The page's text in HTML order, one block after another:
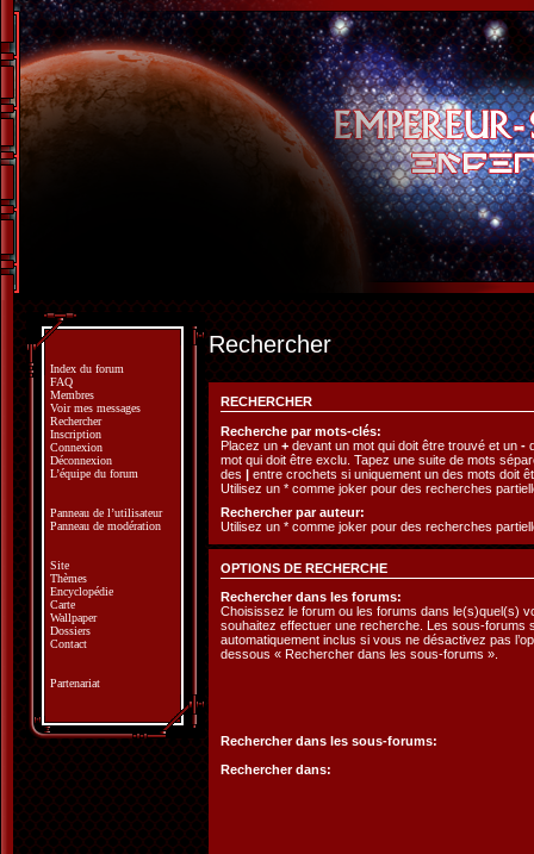
Rechercher
RECHERCHER
Recherche par mots-clés:
Placez un + devant un mot qui doit être trouvé et un -
mot qui doit être exclu. Tapez une suite de mots
des | entre crochets si uniquement un des mots doit
Utilisez un * comme joker pour des recherches
Rechercher par auteur:
Utilisez un * comme joker pour des recherches
OPTIONS DE RECHERCHE
Rechercher dans les forums:
Choisissez le forum ou les forums dans le(s)quel(s)
souhaitez effectuer une recherche. Les sous-forums
automatiquement inclus si vous ne désactivez pas
dessous « Rechercher dans les sous-forums ».
Rechercher dans les sous-forums:
Rechercher dans:
Index du forum
FAQ
Membres
Voir mes messages
Rechercher
Inscription
Connexion
Déconnexion
L’équipe du forum
Panneau de l’utilisateur
Panneau de modération
Site
Thèmes
Encyclopédie
Carte
Wallpaper
Dossiers
Contact
Partenariat